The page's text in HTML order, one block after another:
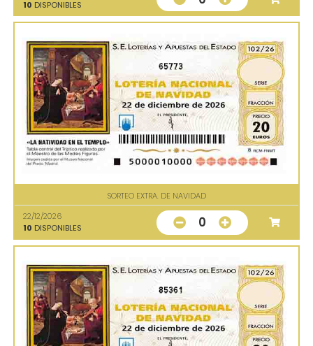
10 DISPONIBLES
65773
SORTEO EXTRA. DE NAVIDAD
22/12/2026
10 DISPONIBLES 0
85361